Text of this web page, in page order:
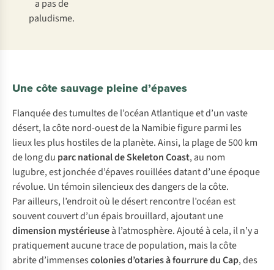
a pas de
paludisme.
Une côte sauvage pleine d’épaves
Flanquée des tumultes de l’océan Atlantique et d’un vaste
désert, la côte nord-ouest de la Namibie figure parmi les
lieux les plus hostiles de la planète. Ainsi, la plage de 500 km
de long du parc national de Skeleton Coast, au nom
lugubre, est jonchée d’épaves rouillées datant d’une époque
révolue. Un témoin silencieux des dangers de la côte.
Par ailleurs, l’endroit où le désert rencontre l’océan est
souvent couvert d’un épais brouillard, ajoutant une
dimension mystérieuseà l’atmosphère. Ajouté à cela, il n’y a
pratiquement aucune trace de population, mais la côte
abrite d’immensescolonies d’otaries à fourrure du Cap, des